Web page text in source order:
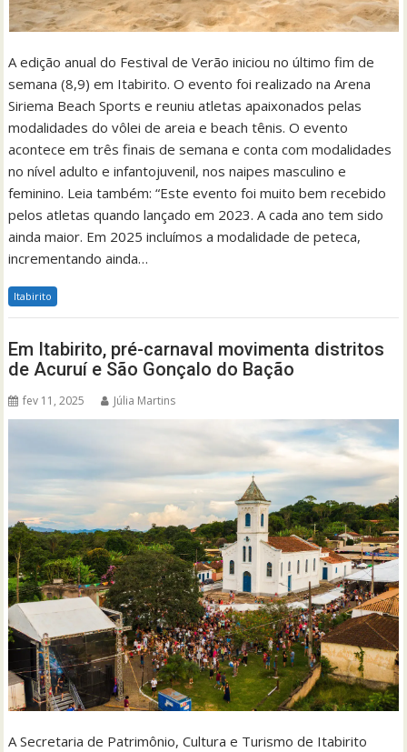
A edição anual do Festival de Verão iniciou no último fim de
semana (8,9) em Itabirito. O evento foi realizado na Arena
Siriema Beach Sports e reuniu atletas apaixonados pelas
modalidades do vôlei de areia e beach tênis. O evento
acontece em três finais de semana e conta com modalidades
no nível adulto e infantojuvenil, nos naipes masculino e
feminino. Leia também: “Este evento foi muito bem recebido
pelos atletas quando lançado em 2023. A cada ano tem sido
ainda maior. Em 2025 incluímos a modalidade de peteca,
incrementando ainda…
Itabirito
Em Itabirito, pré-carnaval movimenta distritos
de Acuruí e São Gonçalo do Bação
fev 11, 2025 Júlia Martins
A Secretaria de Patrimônio, Cultura e Turismo de Itabirito